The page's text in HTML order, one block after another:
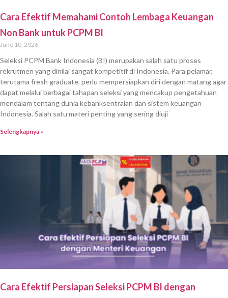
Cara Efektif Memahami Contoh Lembaga Keuangan
Non Bank untuk PCPM BI
June 10, 2026
Seleksi PCPM Bank Indonesia (BI) merupakan salah satu proses
rekrutmen yang dinilai sangat kompetitif di Indonesia. Para pelamar,
terutama fresh graduate, perlu mempersiapkan diri dengan matang agar
dapat melalui berbagai tahapan seleksi yang mencakup pengetahuan
mendalam tentang dunia kebanksentralan dan sistem keuangan
Indonesia. Salah satu materi penting yang sering diuji
Selengkapnya »
Cara Efektif Persiapan Seleksi PCPM BI dengan